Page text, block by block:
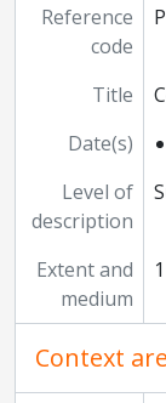
Reference
code
Title
Date(s)
Level of
description
Extent and
medium
Context